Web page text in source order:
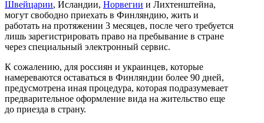
Швейцарии, Исландии, Норвегии и Лихтенштейна,
могут свободно приехать в Финляндию, жить и
работать на протяжении 3 месяцев, после чего требуется
лишь зарегистрировать право на пребывание в стране
через специальный электронный сервис.
К сожалению, для россиян и украинцев, которые
намереваются оставаться в Финляндии более 90 дней,
предусмотрена иная процедура, которая подразумевает
предварительное оформление вида на жительство еще
до приезда в страну.